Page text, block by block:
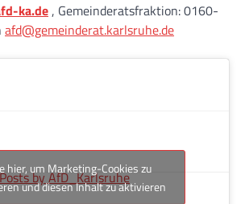
ka.de, Gemeinderatsfraktion: 0160-
afd@gemeinderat.karlsruhe.de
Posts by AfD_Karlsruhe
hier, um Marketing-Cookies zu
und diesen Inhalt zu aktivieren